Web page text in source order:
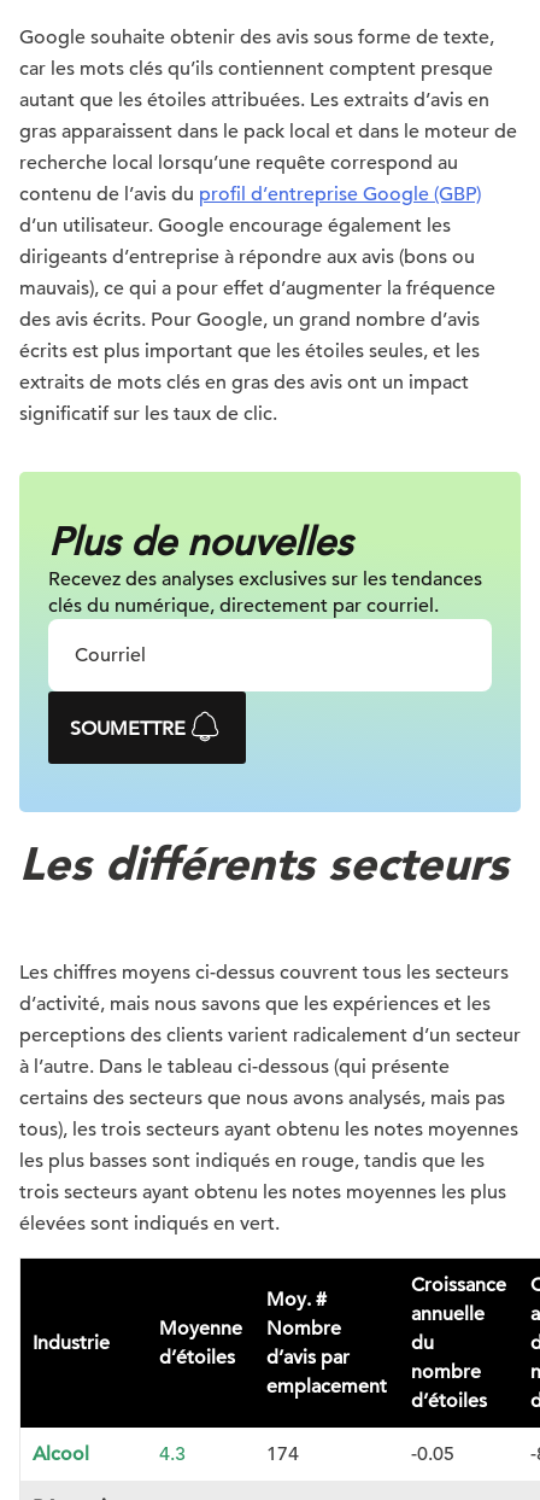
Google souhaite obtenir des avis sous forme de texte,
car les mots clés qu’ils contiennent comptent presque
autant que les étoiles attribuées. Les extraits d’avis en
gras apparaissent dans le pack local et dans le moteur de
recherche local lorsqu’une requête correspond au
contenu de l’avis du profil d’entreprise Google (GBP)
d’un utilisateur. Google encourage également les
dirigeants d’entreprise à répondre aux avis (bons ou
mauvais), ce qui a pour effet d’augmenter la fréquence
des avis écrits. Pour Google, un grand nombre d’avis
écrits est plus important que les étoiles seules, et les
extraits de mots clés en gras des avis ont un impact
significatif sur les taux de clic.
Plus de nouvelles
Recevez des analyses exclusives sur les tendances
clés du numérique, directement par courriel.
SOUMETTRE
Les différents secteurs
Les chiffres moyens ci-dessus couvrent tous les secteurs
d’activité, mais nous savons que les expériences et les
perceptions des clients varient radicalement d’un secteur
à l’autre. Dans le tableau ci-dessous (qui présente
certains des secteurs que nous avons analysés, mais pas
tous), les trois secteurs ayant obtenu les notes moyennes
les plus basses sont indiqués en rouge, tandis que les
trois secteurs ayant obtenu les notes moyennes les plus
élevées sont indiqués en vert.
Industrie
Moyenne
d’étoiles
Moy. #
Nombre
d’avis par
emplacement
Croissance
annuelle
du
nombre
d’étoiles
Alcool 4.3 174 -0.05